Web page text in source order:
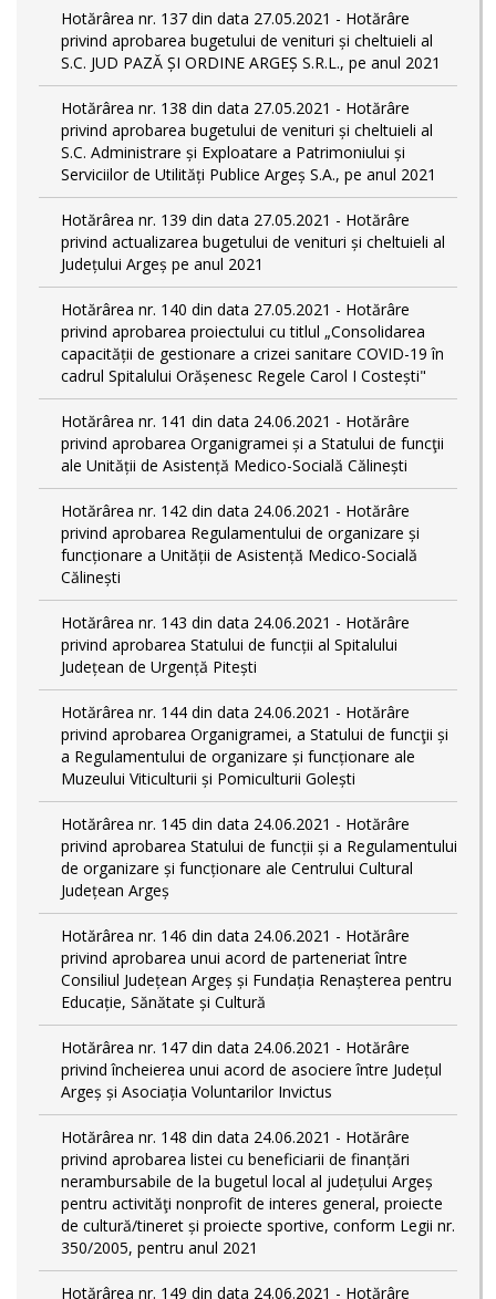
Hotărârea nr. 137 din data 27.05.2021 - Hotărâre
privind aprobarea bugetului de venituri și cheltuieli al
S.C. JUD PAZĂ ȘI ORDINE ARGEȘ S.R.L., pe anul 2021
Hotărârea nr. 138 din data 27.05.2021 - Hotărâre
privind aprobarea bugetului de venituri și cheltuieli al
S.C. Administrare și Exploatare a Patrimoniului și
Serviciilor de Utilități Publice Argeș S.A., pe anul 2021
Hotărârea nr. 139 din data 27.05.2021 - Hotărâre
privind actualizarea bugetului de venituri și cheltuieli al
Județului Argeș pe anul 2021
Hotărârea nr. 140 din data 27.05.2021 - Hotărâre
privind aprobarea proiectului cu titlul „Consolidarea
capacității de gestionare a crizei sanitare COVID-19 în
cadrul Spitalului Orășenesc Regele Carol I Costești"
Hotărârea nr. 141 din data 24.06.2021 - Hotărâre
privind aprobarea Organigramei și a Statului de funcţii
ale Unității de Asistență Medico-Socială Călinești
Hotărârea nr. 142 din data 24.06.2021 - Hotărâre
privind aprobarea Regulamentului de organizare și
funcționare a Unității de Asistență Medico-Socială
Călinești
Hotărârea nr. 143 din data 24.06.2021 - Hotărâre
privind aprobarea Statului de funcții al Spitalului
Județean de Urgență Pitești
Hotărârea nr. 144 din data 24.06.2021 - Hotărâre
privind aprobarea Organigramei, a Statului de funcţii și
a Regulamentului de organizare și funcționare ale
Muzeului Viticulturii și Pomiculturii Golești
Hotărârea nr. 145 din data 24.06.2021 - Hotărâre
privind aprobarea Statului de funcții și a Regulamentului
de organizare și funcționare ale Centrului Cultural
Județean Argeș
Hotărârea nr. 146 din data 24.06.2021 - Hotărâre
privind aprobarea unui acord de parteneriat între
Consiliul Județean Argeș și Fundația Renașterea pentru
Educație, Sănătate și Cultură
Hotărârea nr. 147 din data 24.06.2021 - Hotărâre
privind încheierea unui acord de asociere între Județul
Argeș și Asociația Voluntarilor Invictus
Hotărârea nr. 148 din data 24.06.2021 - Hotărâre
privind aprobarea listei cu beneficiarii de finanțări
nerambursabile de la bugetul local al județului Argeș
pentru activităţi nonprofit de interes general, proiecte
de cultură/tineret și proiecte sportive, conform Legii nr.
350/2005, pentru anul 2021
Hotărârea nr. 149 din data 24.06.2021 - Hotărâre